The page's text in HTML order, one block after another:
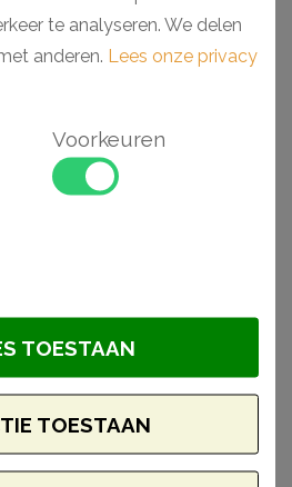
te monteren
te analyseren. We delen
anderen. Lees onze privacy
Voorkeuren
TOESTAAN
TOESTAAN